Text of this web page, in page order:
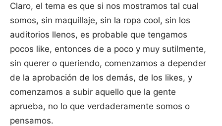
Claro, el tema es que si nos mostramos tal cual
somos, sin maquillaje, sin la ropa cool, sin los
auditorios llenos, es probable que tengamos
pocos like, entonces de a poco y muy sutilmente,
sin querer o queriendo, comenzamos a depender
de la aprobación de los demás, de los likes, y
comenzamos a subir aquello que la gente
aprueba, no lo que verdaderamente somos o
pensamos.